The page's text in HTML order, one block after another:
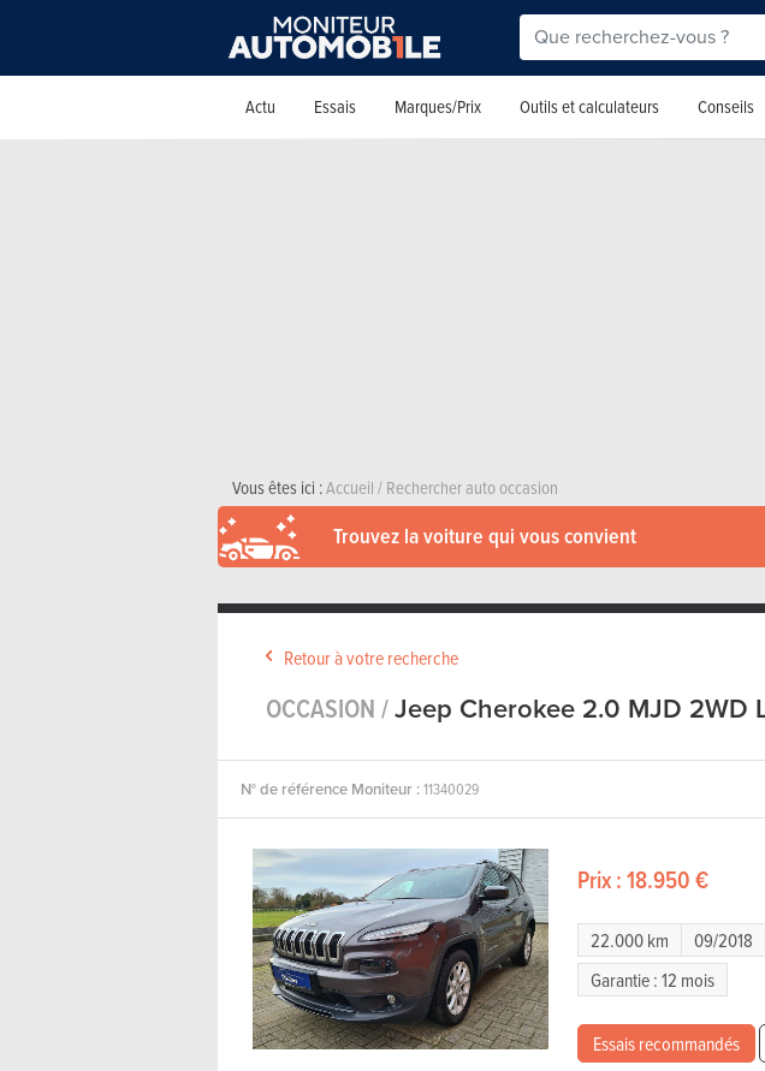
Actu Essais Marques/Prix Outils et calculateurs Conseils
Vous êtes ici :Accueil/Rechercher auto occasion
Trouvez la voiture qui vous convient
Retour à votre recherche
OCCASION /Jeep Cherokee 2.0 MJD 2WD
N° de référence Moniteur :11340029
Prix :18.950 €
22.000 km 09/2018
Garantie : 12 mois
Essais recommandés